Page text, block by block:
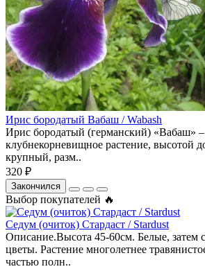
Ирис бородатый Вабаш / Wabash
Ирис бородатый (германский) «Вабаш» –
клубнекорневищное растение, высотой
крупный, разм..
320 ₽
Закончился
Выбор покупателей 🔥
Седум (очиток) Стардаст / Stardust
Описание.Высота 45-60см. Белые, затем
цветы. Растение многолетнее
частью полн..